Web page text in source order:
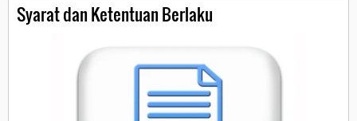
Syarat dan Ketentuan Berlaku